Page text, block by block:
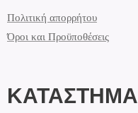
Πολιτική απορρήτου
Όροι και Προϋποθέσεις
ΚΑΤΑΣΤΗΜΑ